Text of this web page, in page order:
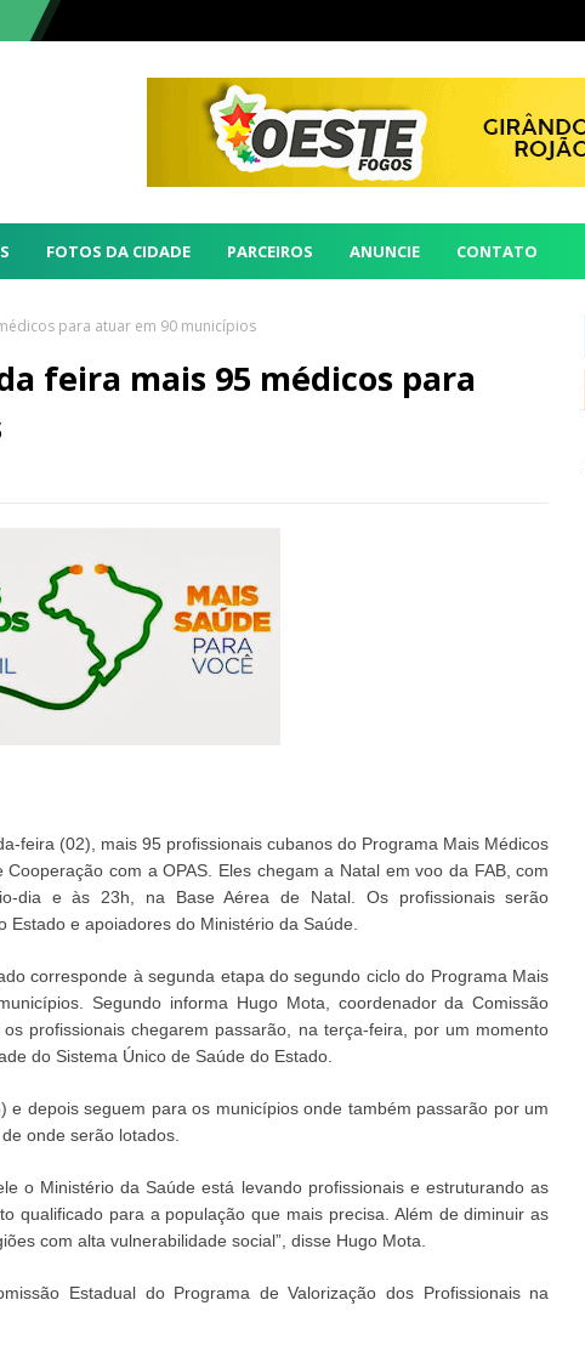
FOTOS DA CIDADE PARCEIROS ANUNCIE CONTATO
para atuar em 90 municípios
feira mais 95 médicos para
feira (02), mais 95 profissionais cubanos do Programa Mais Médicos
com a OPAS. Eles chegam a Natal em voo da FAB, com
dia e às 23h, na Base Aérea de Natal. Os profissionais serão
e apoiadores do Ministério da Saúde.
corresponde à segunda etapa do segundo ciclo do Programa Mais
Segundo informa Hugo Mota, coordenador da Comissão
profissionais chegarem passarão, na terça-feira, por um momento
do Sistema Único de Saúde do Estado.
e depois seguem para os municípios onde também passarão por um
onde serão lotados.
o Ministério da Saúde está levando profissionais e estruturando as
qualificado para a população que mais precisa. Além de diminuir as
com alta vulnerabilidade social”, disse Hugo Mota.
Estadual do Programa de Valorização dos Profissionais na